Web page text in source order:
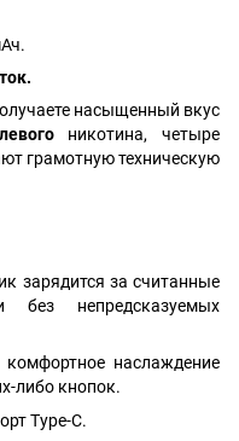
насыщенный вкус
никотина, четыре
грамотную техническую
зарядится за считанные
непредсказуемых
наслаждение
либо кнопок.